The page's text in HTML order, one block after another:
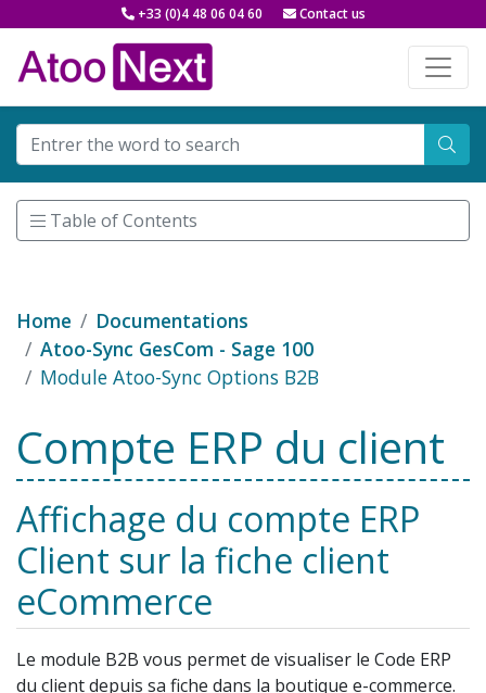
+33 (0)4 48 06 04 60 Contact us
Table of Contents
Home
Documentations
Atoo-Sync GesCom - Sage 100
Module Atoo-Sync Options B2B
Compte ERP du client
Affichage du compte ERP
Client sur la fiche client
eCommerce
Le module B2B vous permet de visualiser le Code ERP
du client depuis sa fiche dans la boutique e-commerce.